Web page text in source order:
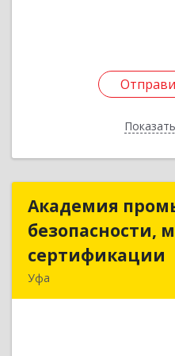
Академия
безопасности,
сертификации
Уфа